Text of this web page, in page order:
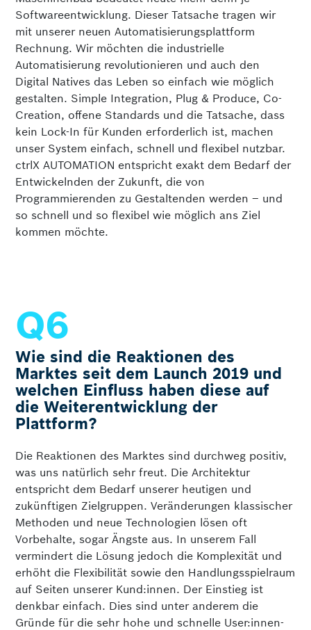
Softwareentwicklung. Dieser Tatsache tragen wir
mit unserer neuen Automatisierungsplattform
Rechnung. Wir möchten die industrielle
Automatisierung revolutionieren und auch den
Digital Natives das Leben so einfach wie möglich
gestalten. Simple Integration, Plug & Produce, Co-
Creation, offene Standards und die Tatsache, dass
kein Lock-In für Kunden erforderlich ist, machen
unser System einfach, schnell und flexibel nutzbar.
ctrlX AUTOMATION entspricht exakt dem Bedarf der
Entwickelnden der Zukunft, die von
Programmierenden zu Gestaltenden werden – und
so schnell und so flexibel wie möglich ans Ziel
kommen möchte.
Wie sind die Reaktionen des
Marktes seit dem Launch 2019 und
welchen Einfluss haben diese auf
die Weiterentwicklung der
Plattform?
Die Reaktionen des Marktes sind durchweg positiv,
was uns natürlich sehr freut. Die Architektur
entspricht dem Bedarf unserer heutigen und
zukünftigen Zielgruppen. Veränderungen klassischer
Methoden und neue Technologien lösen oft
Vorbehalte, sogar Ängste aus. In unserem Fall
vermindert die Lösung jedoch die Komplexität und
erhöht die Flexibilität sowie den Handlungsspielraum
auf Seiten unserer Kund:innen. Der Einstieg ist
denkbar einfach. Dies sind unter anderem die
Gründe für die sehr hohe und schnelle User:innen-